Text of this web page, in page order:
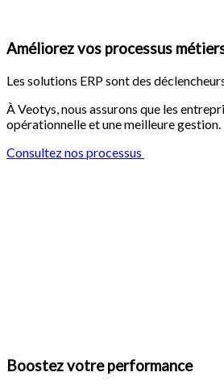
Améliorez vos processus
Les solutions ERP sont des
À Veotys, nous assurons que les
opérationnelle et une meilleure gestion.
Consultez nos processus
Boostez votre performance